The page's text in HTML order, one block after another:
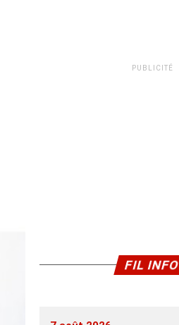
PUBLICITÉ
FIL INFO